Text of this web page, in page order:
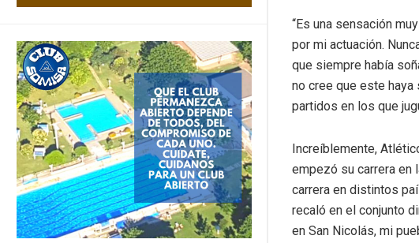
“Es una sensación
por mi actuación.
que siempre había
no cree que este haya
partidos en los que
Increíblemente,
empezó su carrera en
carrera en distintos
recaló en el conjunto
en San Nicolás, mi